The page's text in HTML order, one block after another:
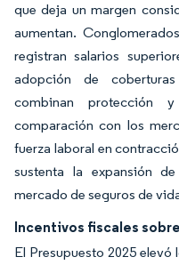
que deja un margen
aumentan.
registran salarios
adopción de
combinan protección
comparación con los
fuerza laboral en
sustenta la expansión
mercado de seguros de
Incentivos fiscales
El Presupuesto 2025